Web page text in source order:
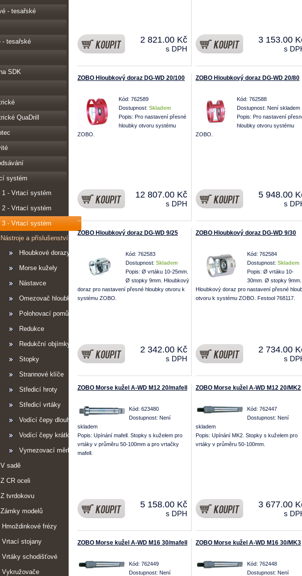
- tesařské
- tesařské
SDK
QuaDrill
systém
1 - Vrtací systém
2 - Vrtací systém
3 - Vrtací systém
Nástroje a příslušenství
Hloubkové dorazy
Morse kužely
Nástavce
Omezovač hloubky řezu
Polohovací pomůcka
Redukce
Redukční objímky
Stopky
Strannové klíče
Středicí hroty
Středicí vrtáky
Vodící čepy dlouhé
Vodící čepy krátké
Vymezovací měrka
V sadě
Z CR oceli
Z tvrdokovu
Zámky modelů
Hmoždinkové frézy
Vrtací stojany
Vrtáky schodišťové
Vykružovače
2 821.00 Kč
s DPH
3 153.00
s
ZOBO Hloubkový doraz DG-WD 20/100
Kód: 762589
Dostupnost: Skladem
Popis: Pro nastavení přesné
hloubky otvoru systému
ZOBO.
12 807.00 Kč
s DPH
ZOBO Hloubkový doraz DG-WD 20/80
Kód: 762588
Dostupnost: Není skladem
Popis: Pro nastavení
hloubky otvoru systému
ZOBO.
5 948.00
s
ZOBO Hloubkový doraz DG-WD 9/25
Kód: 762583
Dostupnost: Skladem
Popis: Ø vrtáku 10-25mm.
Ø stopky 9mm. Hloubkový
doraz pro nastavení přesné hloubky otvoru k
systému ZOBO.
2 342.00 Kč
s DPH
ZOBO Hloubkový doraz DG-WD 9/30
Kód: 762584
Dostupnost: Skladem
Popis: Ø vrtáku 10-
30mm. Ø stopky 9mm.
Hloubkový doraz pro nastavení přesné
otvoru k systému ZOBO. Festool 768117.
2 734.00
s
ZOBO Morse kužel A-WD M12 20/mafell
Kód: 623480
Dostupnost: Není
skladem
Popis: Upínání mafell. Stopky s kuželem pro
vrtáky v průměru 50-100mm a pro vrtačky
mafell.
5 158.00 Kč
s DPH
ZOBO Morse kužel A-WD M12 20/MK2
Kód: 762447
Dostupnost: Není
skladem
Popis: Upínání MK2. Stopky s kuželem pro
vrtáky v průměru 50-100mm.
3 677.00
s
ZOBO Morse kužel A-WD M16 30/mafell
Kód: 762449
Dostupnost: Není
ZOBO Morse kužel A-WD M16 30/MK3
Kód: 762448
Dostupnost: Není